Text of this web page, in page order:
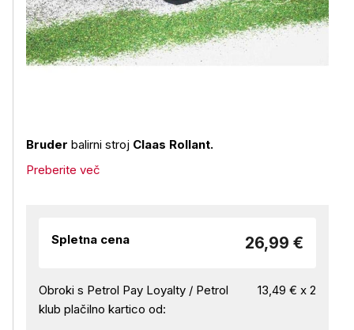
Bruder balirni stroj Claas Rollant.
Preberite več
Spletna cena 26,99 €
Obroki s Petrol Pay Loyalty / Petrol
klub plačilno kartico od:
13,49 € x 2